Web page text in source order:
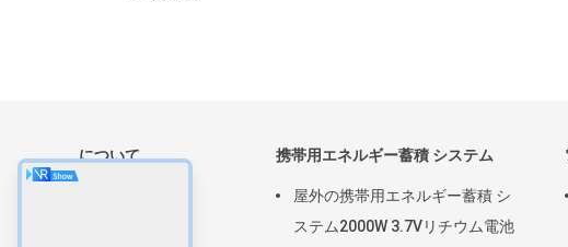
について 携帯用エネルギー蓄積 システム
屋外の携帯用エネルギー蓄積 シ
ステム2000W 3.7Vリチウム電池